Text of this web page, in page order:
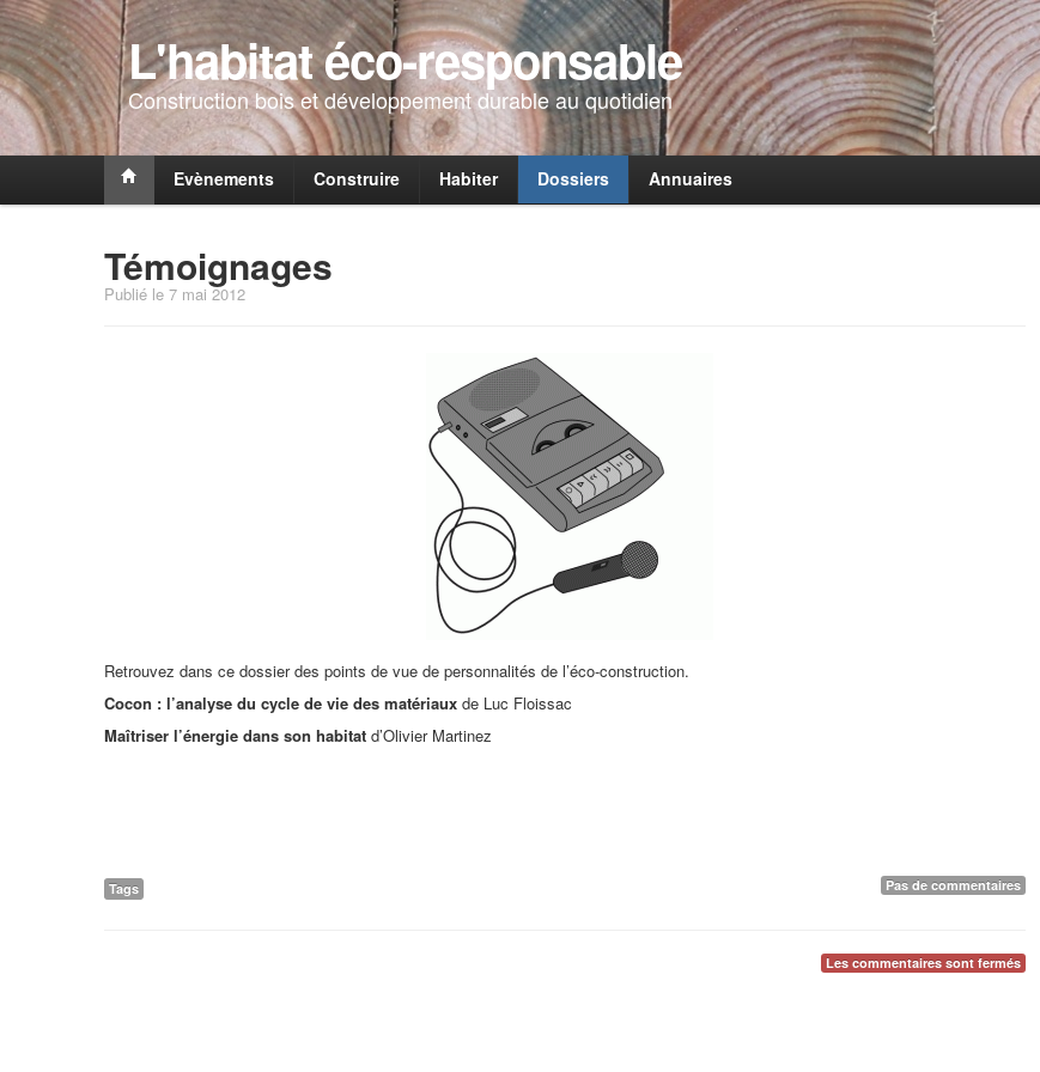
L'habitat éco-responsable
Construction bois et développement durable au quotidien
Evènements Construire Habiter Dossiers Annuaires
Témoignages
Publié le 7 mai 2012
Retrouvez dans ce dossier des points de vue de personnalités de l’éco-construction.
Cocon : l’analyse du cycle de vie des matériaux de Luc Floissac
Maîtriser l’énergie dans son habitat d’Olivier Martinez
Tags Pas de commentaires
Les commentaires sont fermés